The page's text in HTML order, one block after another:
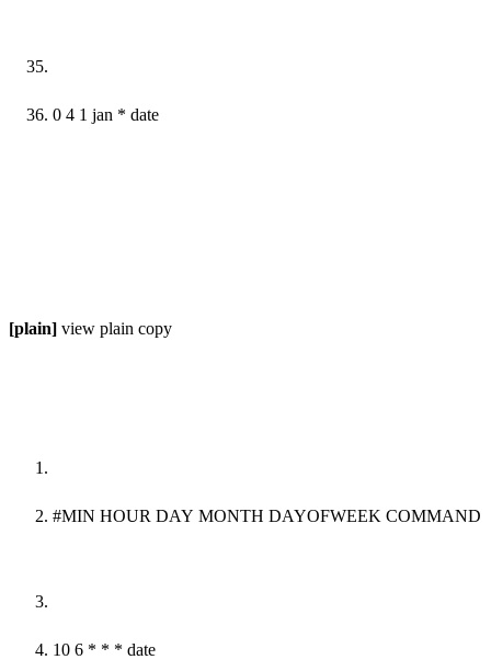
0 4 1 jan * date
[plain] view plain copy
#MIN HOUR DAY MONTH DAYOFWEEK COMMAND
10 6 * * * date